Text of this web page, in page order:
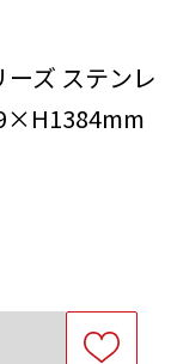
ズ ステンレ